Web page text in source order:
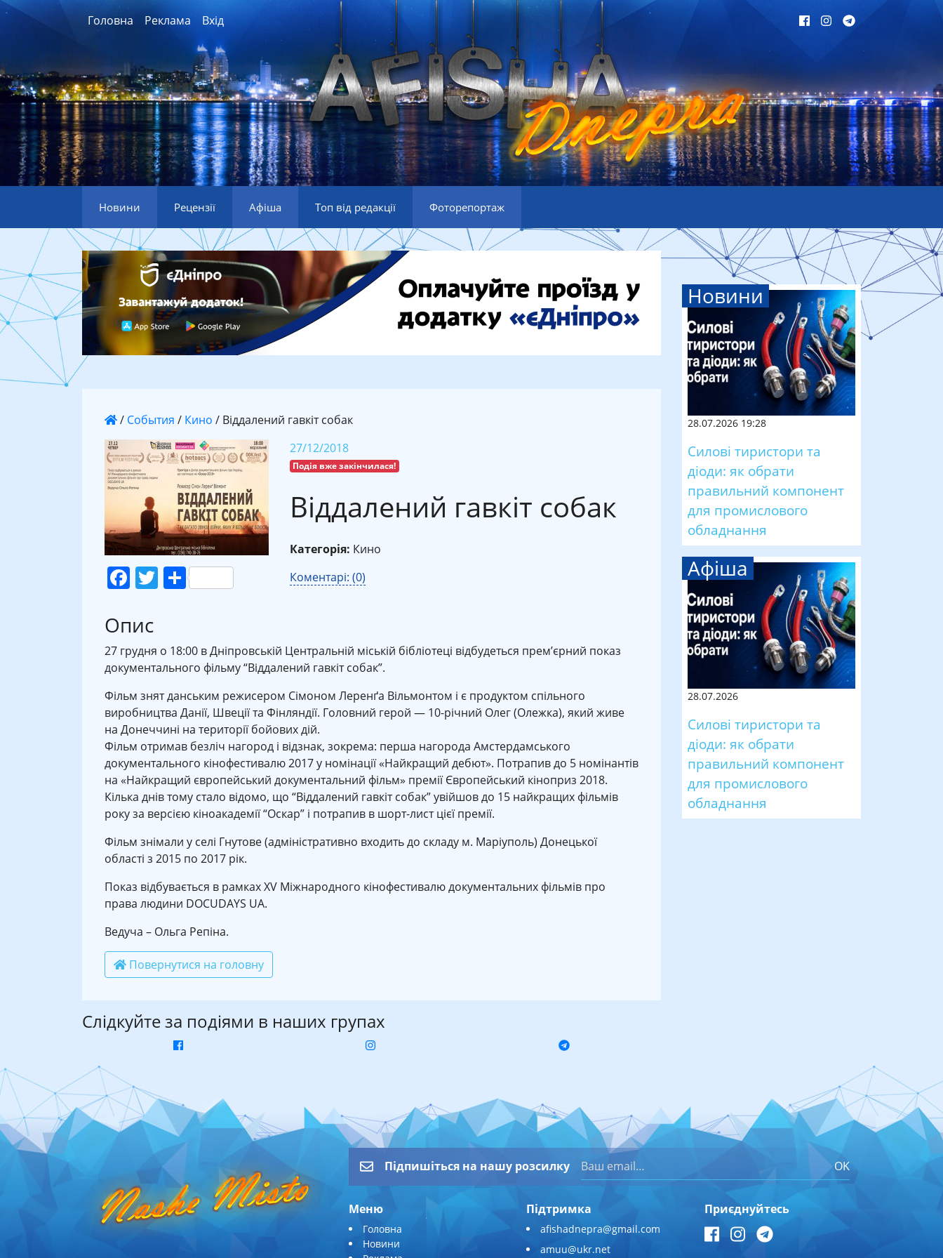
Головна Реклама Вхід
Новини Рецензії Афіша Топ від редакції Фоторепортаж
/ События / Кино / Віддалений гавкіт собак
Facebook
Twitter
Поділитися
27/12/2018
Подія вже закінчилася!
Віддалений гавкіт собак
Категорія: Кино
Коментарі: (0)
Опис
27 грудня о 18:00 в Дніпровській Центральній міській бібліотеці відбудеться прем’єрний показ
документального фільму “Віддалений гавкіт собак”.
Фільм знят данським режисером Сімоном Леренґа Вільмонтом і є продуктом спільного
виробництва Данії, Швеції та Фінляндії. Головний герой — 10-річний Олег (Олежка), який живе
на Донеччині на території бойових дій.
Фільм отримав безліч нагород і відзнак, зокрема: перша нагорода Амстердамського
документального кінофестивалю 2017 у номінації «Найкращий дебют». Потрапив до 5 номінантів
на «Найкращий європейський документальний фільм» премії Європейський кіноприз 2018.
Кілька днів тому стало відомо, що “Віддалений гавкіт собак” увійшов до 15 найкращих фільмів
року за версією кіноакадемії “Оскар” і потрапив в шорт-лист цієї премії.
Фільм знімали у селі Гнутове (адміністративно входить до складу м. Маріуполь) Донецької
області з 2015 по 2017 рік.
Показ відбувається в рамках XV Міжнародного кінофестивалю документальних фільмів про
права людини DOCUDAYS UA.
Ведуча – Ольга Репіна.
Повернутися на головну
Слідкуйте за подіями в наших групах
Новини
28.07.2026 19:28
Силові тиристори та
діоди: як обрати
правильний компонент
для промислового
обладнання
Афіша
28.07.2026
Силові тиристори та
діоди: як обрати
правильний компонент
для промислового
обладнання
Підпишіться на нашу розсилку OK
Меню
Головна
Новини
Підтримка
afishadnepra@gmail.com
amuu@ukr.net
Приєднуйтесь